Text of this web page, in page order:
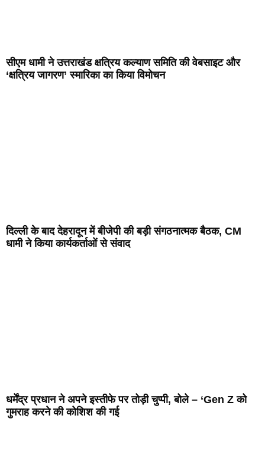
सीएम धामी ने उत्तराखंड क्षत्रिय कल्याण समिति की वेबसाइट और
‘क्षत्रिय जागरण’ स्मारिका का किया विमोचन
दिल्ली के बाद देहरादून में बीजेपी की बड़ी संगठनात्मक बैठक, CM
धामी ने किया कार्यकर्ताओं से संवाद
धर्मेंद्र प्रधान ने अपने इस्तीफे पर तोड़ी चुप्पी, बोले – ‘Gen Z को
गुमराह करने की कोशिश की गई